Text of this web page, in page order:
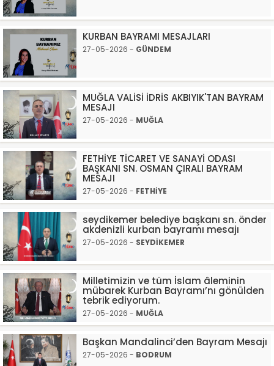
KURBAN BAYRAMI MESAJLARI
27-05-2026 - GÜNDEM
MUĞLA VALİSİ İDRİS AKBIYIK'TAN BAYRAM
MESAJI
27-05-2026 - MUĞLA
FETHİYE TİCARET VE SANAYİ ODASI
BAŞKANI SN. OSMAN ÇIRALI BAYRAM
MESAJI
27-05-2026 - FETHİYE
seydikemer belediye başkanı sn. önder
akdenizli kurban bayramı mesajı
27-05-2026 - SEYDİKEMER
Milletimizin ve tüm İslam âleminin
mübarek Kurban Bayramı’nı gönülden
tebrik ediyorum.
27-05-2026 - MUĞLA
Başkan Mandalinci’den Bayram Mesajı
27-05-2026 - BODRUM